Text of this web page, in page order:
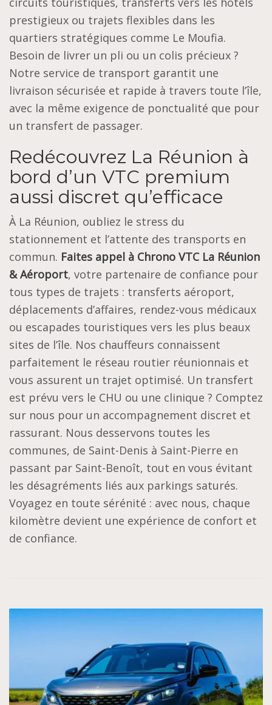
prestigieux ou trajets flexibles dans les
quartiers stratégiques comme Le Moufia.
Besoin de livrer un pli ou un colis précieux ?
Notre service de transport garantit une
livraison sécurisée et rapide à travers toute l’île,
avec la même exigence de ponctualité que pour
un transfert de passager.
Redécouvrez La Réunion à
bord d’un VTC premium
aussi discret qu’efficace
À La Réunion, oubliez le stress du
stationnement et l’attente des transports en
commun. Faites appel à Chrono VTC La Réunion
& Aéroport, votre partenaire de confiance pour
tous types de trajets : transferts aéroport,
déplacements d’affaires, rendez-vous médicaux
ou escapades touristiques vers les plus beaux
sites de l’île. Nos chauffeurs connaissent
parfaitement le réseau routier réunionnais et
vous assurent un trajet optimisé. Un transfert
est prévu vers le CHU ou une clinique ? Comptez
sur nous pour un accompagnement discret et
rassurant. Nous desservons toutes les
communes, de Saint-Denis à Saint-Pierre en
passant par Saint-Benoît, tout en vous évitant
les désagréments liés aux parkings saturés.
Voyagez en toute sérénité : avec nous, chaque
kilomètre devient une expérience de confort et
de confiance.